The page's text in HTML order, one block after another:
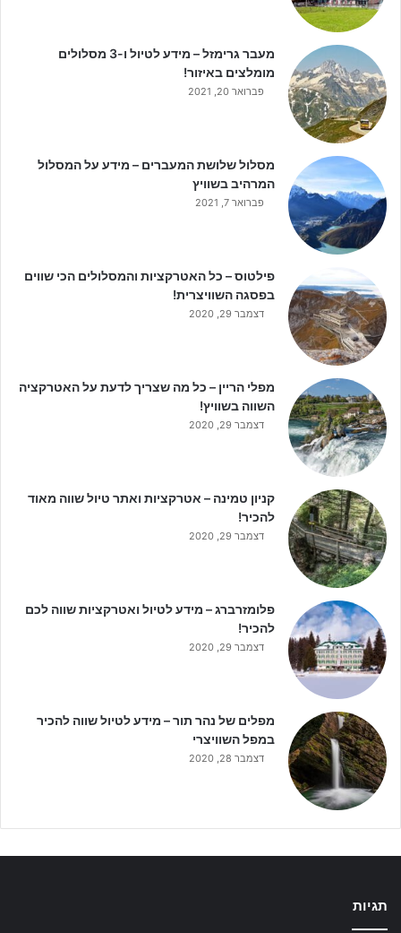
מעבר גרימזל – מידע לטיול ו-3 מסלולים
מומלצים באיזור!
פברואר 20, 2021
מסלול שלושת המעברים – מידע על המסלול
המרהיב בשוויץ
פברואר 7, 2021
פילטוס – כל האטרקציות והמסלולים הכי שווים
בפסגה השוויצרית!
דצמבר 29, 2020
מפלי הריין – כל מה שצריך לדעת על האטרקציה
השווה בשוויץ!
דצמבר 29, 2020
קניון טמינה – אטרקציות ואתר טיול שווה מאוד
להכיר!
דצמבר 29, 2020
פלומזרברג – מידע לטיול ואטרקציות שווה לכם
להכיר!
דצמבר 29, 2020
מפלים של נהר תור – מידע לטיול שווה להכיר
במפל השוויצרי
דצמבר 28, 2020
תגיות